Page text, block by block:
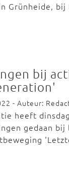
Grünheide, bij
bij
- Auteur:
heeft
gedaan bij